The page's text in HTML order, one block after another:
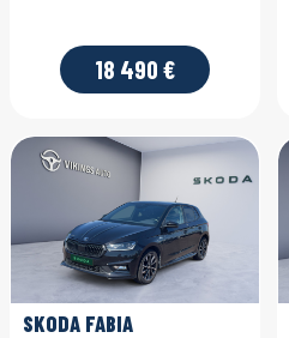
18 490 €
SKODA FABIA